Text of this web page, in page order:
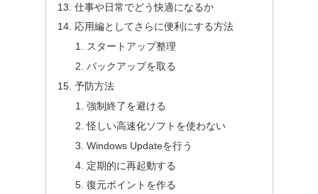
仕事や日常でどう快適になるか
応用編としてさらに便利にする方法
スタートアップ整理
バックアップを取る
予防方法
強制終了を避ける
怪しい高速化ソフトを使わない
Windows Updateを行う
定期的に再起動する
復元ポイントを作る